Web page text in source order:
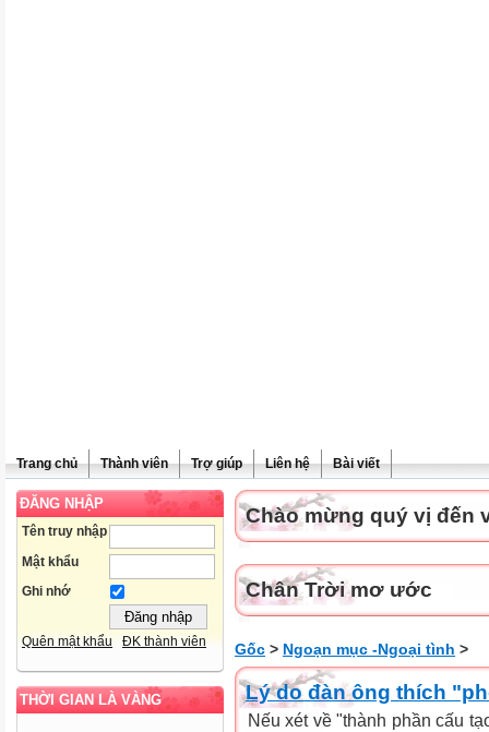
Trang chủ Thành viên Trợ giúp Liên hệ Bài viết
ĐĂNG NHẬP
Tên truy nhập
Mật khẩu
Ghi nhớ
Quên mật khẩu ĐK thành viên
THỜI GIAN LÀ VÀNG
Chào mừng quý vị đến
Chân Trời mơ ước
Gốc > Ngoạn mục -Ngoại tình >
Lý do đàn ông thích
Nếu xét về "thành phần cấu